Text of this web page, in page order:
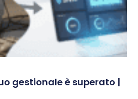
gestionale è superato |